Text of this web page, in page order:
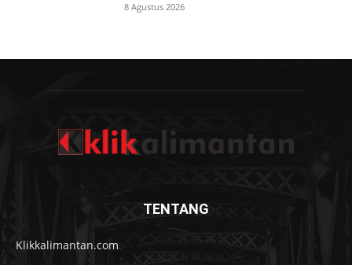
8 Agustus 2026
TENTANG
Klikkalimantan.com